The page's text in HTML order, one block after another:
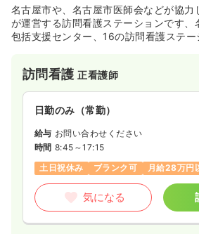
名古屋市や、名古屋市医師会などが協力
が運営する訪問看護ステーションです
包括支援センター、16の訪問看護ステー
訪問看護正看護師
日勤のみ（常勤）
給与 お問い合わせください
時間 8:45～17:15
土日祝休み
ブランク可 月給28万円
気になる